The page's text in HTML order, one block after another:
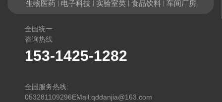
生物医药 | 电子科技 | 实验室类 | 食品饮料 | 车间厂房
全国统一
咨询热线
153-1425-1282
全国服务热线:
053281109296EMail:qddanjia@163.com